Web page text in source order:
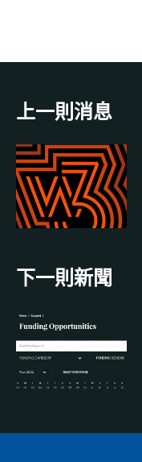
上一則消息
下一則新聞